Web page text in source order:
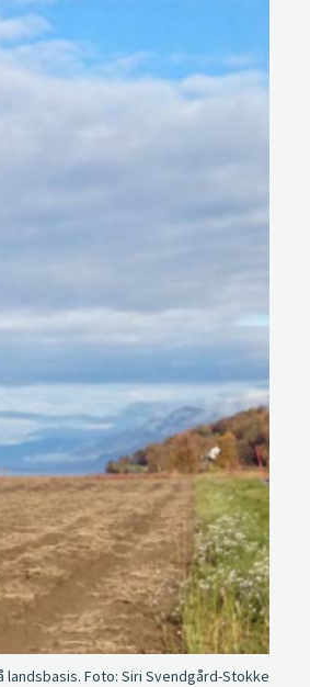
Foto: Siri Svendgård-Stokke